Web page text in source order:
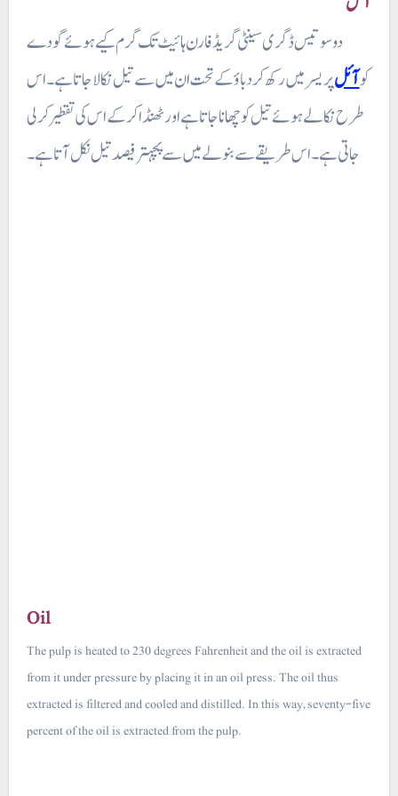
دو سو تیس ڈگری سینٹی گریڈ فارن ہائیٹ تک گرم کیے ہوئے گود ے
کوآئلپر یسر میں رکھ کر دباؤ کے تحت ان میں سے تیل نکالا جاتا ہے۔ اس
طرح نکالے ہوئے تیل کو چھانا جاتا ہے اور ٹھنڈا کر کے اس کی تقطیر کر لی
جاتی ہے۔ اس طریقے سے بنولے میں سے پچہتر فیصد تیل نکل آتا ہے۔
Oil
The pulp is heated to 230 degrees Fahrenheit and the oil is extracted
from it under pressure by placing it in an oil press. The oil thus
extracted is filtered and cooled and distilled. In this way, seventy-five
percent of the oil is extracted from the pulp.